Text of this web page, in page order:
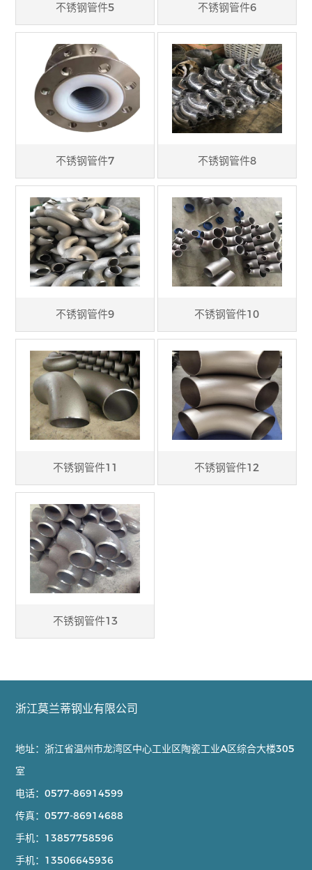
不锈钢管件5 不锈钢管件6
不锈钢管件7 不锈钢管件8
不锈钢管件9 不锈钢管件10
不锈钢管件11 不锈钢管件12
不锈钢管件13
浙江莫兰蒂钢业有限公司
地址：浙江省温州市龙湾区中心工业区陶瓷工业A区综合大楼305
室
电话：0577-86914599
传真：0577-86914688
手机： 13857758596
手机： 13506645936